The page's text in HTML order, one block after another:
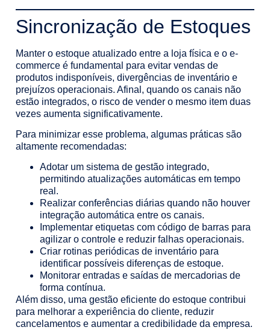
Sincronização de Estoques
Manter o estoque atualizado entre a loja física e o e-
commerce é fundamental para evitar vendas de
produtos indisponíveis, divergências de inventário e
prejuízos operacionais. Afinal, quando os canais não
estão integrados, o risco de vender o mesmo item duas
vezes aumenta significativamente.
Para minimizar esse problema, algumas práticas são
altamente recomendadas:
Adotar um sistema de gestão integrado,
permitindo atualizações automáticas em tempo
real.
Realizar conferências diárias quando não houver
integração automática entre os canais.
Implementar etiquetas com código de barras para
agilizar o controle e reduzir falhas operacionais.
Criar rotinas periódicas de inventário para
identificar possíveis diferenças de estoque.
Monitorar entradas e saídas de mercadorias de
forma contínua.
Além disso, uma gestão eficiente do estoque contribui
para melhorar a experiência do cliente, reduzir
cancelamentos e aumentar a credibilidade da empresa.